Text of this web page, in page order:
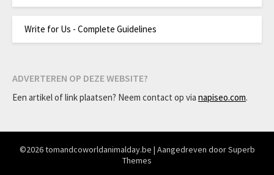
Write for Us - Complete Guidelines
ADVERTEREN OP DEZE WEBSITE?
Een artikel of link plaatsen? Neem contact op via napiseo.com.
©2026 tomandcoworldanimalday.be | Aangedreven doorSuperb
Themes